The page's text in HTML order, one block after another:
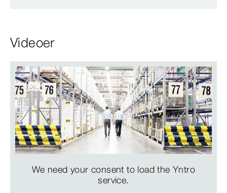
Videoer
We need your consent to load the Yntro
service.